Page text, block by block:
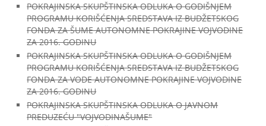
POKRAJINSKA SKUPŠTINSKA ODLUKA O GODIŠNJEM
PROGRAMU KORIŠĆENJA SREDSTAVA IZ BUDŽETSKOG
FONDA ZA ŠUME AUTONOMNE POKRAJINE VOJVODINE
ZA 2016. GODINU
POKRAJINSKA SKUPŠTINSKA ODLUKA O GODIŠNJEM
PROGRAMU KORIŠĆENJA SREDSTAVA IZ BUDŽETSKOG
FONDA ZA VODE AUTONOMNE POKRAJINE VOJVODINE
ZA 2016. GODINU
POKRAJINSKA SKUPŠTINSKA ODLUKA O JAVNOM
PREDUZEĆU "VOJVODINAŠUME"